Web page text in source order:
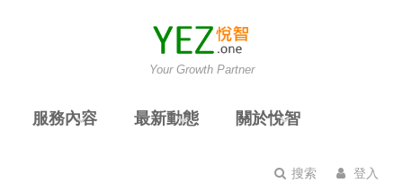
Your Growth Partner
服務內容 最新動態 關於悅智
搜索 登入